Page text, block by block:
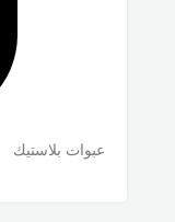
عبوات بلاستيك